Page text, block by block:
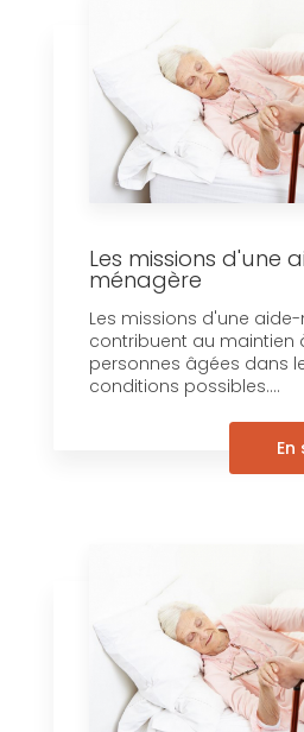
Les missions d'une
ménagère
Les missions d'une
contribuent au maintien
personnes âgées dans
conditions possibles....